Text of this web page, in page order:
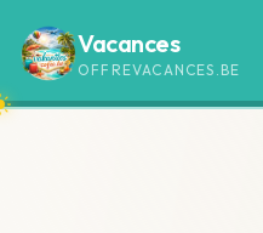
Vacances
OFFREVACANCES.BE